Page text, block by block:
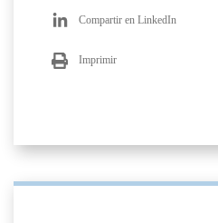
Compartir en LinkedIn
Imprimir